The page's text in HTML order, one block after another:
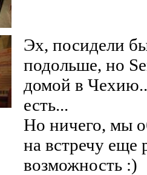
Эх, посидели
подольше, но
домой в
есть...
Но ничего, мы
на встречу еще
возможность :)